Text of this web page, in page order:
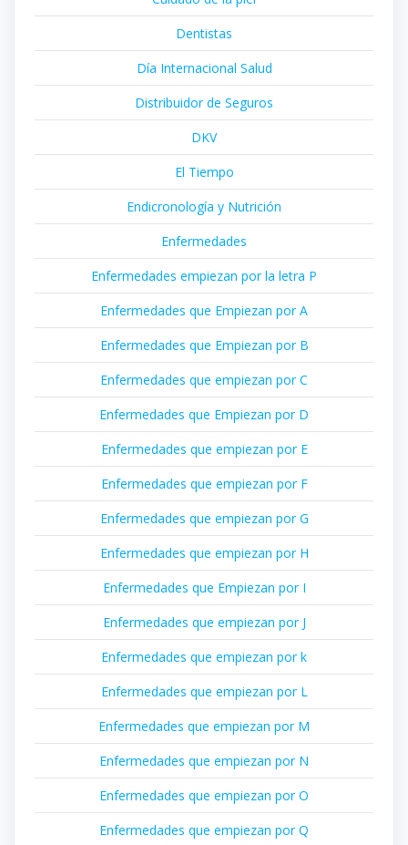
Dentistas
Día Internacional Salud
Distribuidor de Seguros
DKV
El Tiempo
Endicronología y Nutrición
Enfermedades
Enfermedades empiezan por la letra P
Enfermedades que Empiezan por A
Enfermedades que Empiezan por B
Enfermedades que empiezan por C
Enfermedades que Empiezan por D
Enfermedades que empiezan por E
Enfermedades que empiezan por F
Enfermedades que empiezan por G
Enfermedades que empiezan por H
Enfermedades que Empiezan por I
Enfermedades que empiezan por J
Enfermedades que empiezan por k
Enfermedades que empiezan por L
Enfermedades que empiezan por M
Enfermedades que empiezan por N
Enfermedades que empiezan por O
Enfermedades que empiezan por Q